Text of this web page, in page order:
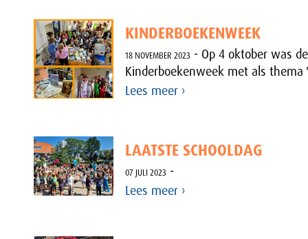
KINDERBOEKENWEEK
18 NOVEMBER 2023 - Op 4 oktober was
Kinderboekenweek met als
Lees meer ›
LAATSTE SCHOOLDAG
07 JULI 2023 -
Lees meer ›